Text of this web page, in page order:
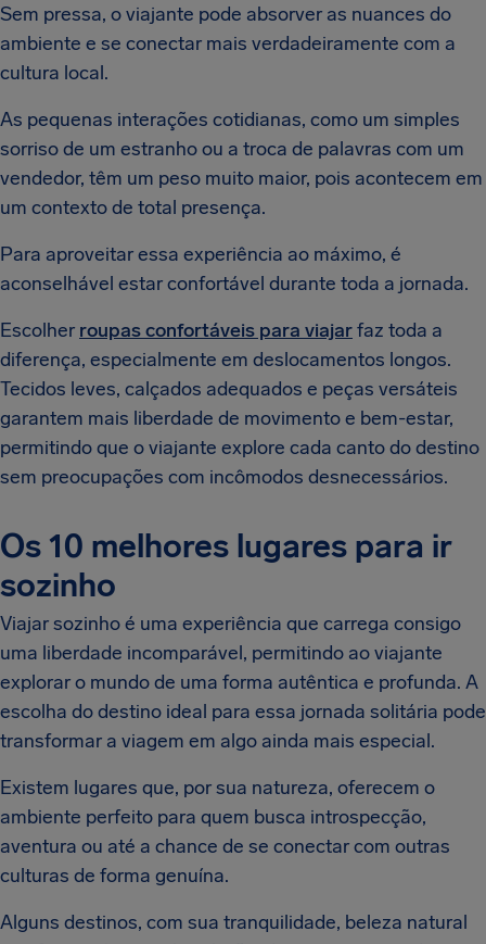
Sem pressa, o viajante pode absorver as nuances do
ambiente e se conectar mais verdadeiramente com a
cultura local.
As pequenas interações cotidianas, como um simples
sorriso de um estranho ou a troca de palavras com um
vendedor, têm um peso muito maior, pois acontecem em
um contexto de total presença.
Para aproveitar essa experiência ao máximo, é
aconselhável estar confortável durante toda a jornada.
Escolher roupas confortáveis para viajarfaz toda a
diferença, especialmente em deslocamentos longos.
Tecidos leves, calçados adequados e peças versáteis
garantem mais liberdade de movimento e bem-estar,
permitindo que o viajante explore cada canto do destino
sem preocupações com incômodos desnecessários.
Os 10 melhores lugares para ir
sozinho
Viajar sozinho é uma experiência que carrega consigo
uma liberdade incomparável, permitindo ao viajante
explorar o mundo de uma forma autêntica e profunda. A
escolha do destino ideal para essa jornada solitária pode
transformar a viagem em algo ainda mais especial.
Existem lugares que, por sua natureza, oferecem o
ambiente perfeito para quem busca introspecção,
aventura ou até a chance de se conectar com outras
culturas de forma genuína.
Alguns destinos, com sua tranquilidade, beleza natural